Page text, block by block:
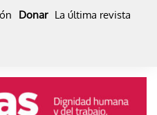
Donar La última revista